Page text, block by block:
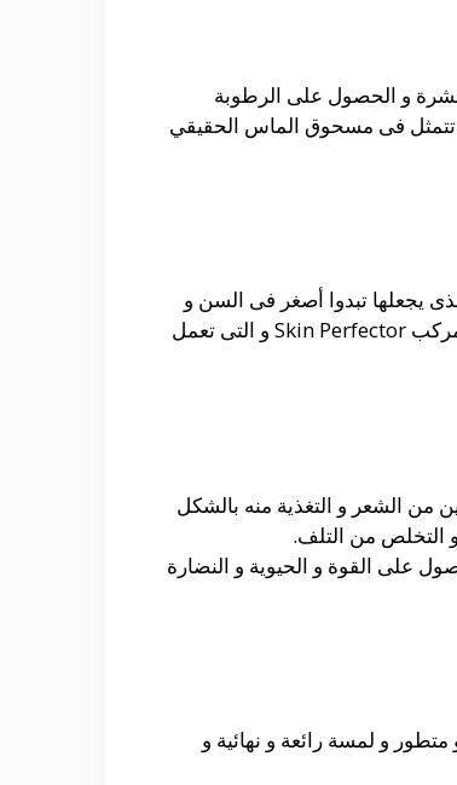
و الحصول على الرطوبة
تتمثل فى مسحوق الماس الحقيقي
يجعلها تبدوا أصغر فى السن و
هو يحتوى على العديد من المكونات المختلفة و التى تتمثل فى مستخلصات الشاي الأبيض و اللؤلؤ الذهبي و الورد و مركب Skin Perfector و التى تعمل
من الشعر و التغذية منه بالشكل
التخلص من التلف.
على القوة و الحيوية و النضارة
و لمسة رائعة و نهائية و